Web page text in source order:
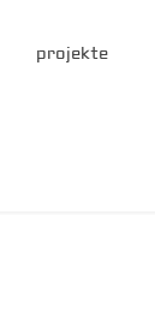
projekte